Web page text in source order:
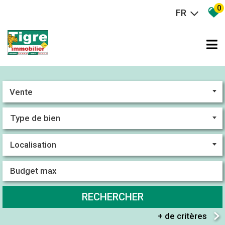
FR 0
Vente
RECHERCHER
+ de critères